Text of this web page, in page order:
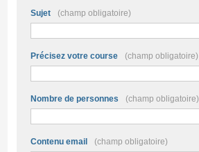
Sujet (champ obligatoire)
Précisez votre course (champ obligatoire)
Nombre de personnes (champ obligatoire)
Contenu email (champ obligatoire)